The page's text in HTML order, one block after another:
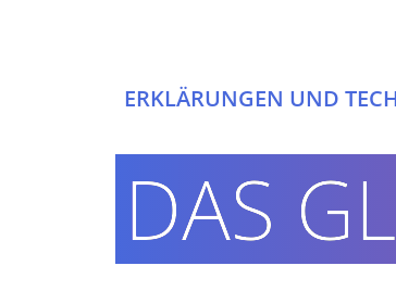
HIGH-END TYPO3
ERFOLGREICHE PROJEKTE
ERKLÄRUNGEN UND
DAS